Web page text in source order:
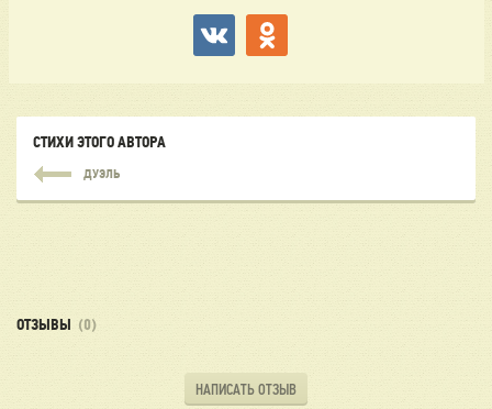
СТИХИ ЭТОГО АВТОРА
ДУЭЛЬ
ОТЗЫВЫ (0)
НАПИСАТЬ ОТЗЫВ